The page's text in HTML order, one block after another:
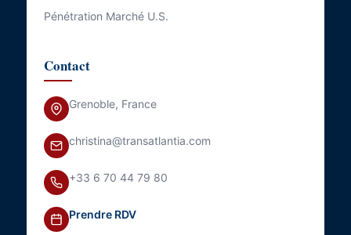
Pénétration Marché U.S.
Contact
Grenoble, France
christina@transatlantia.com
+33 6 70 44 79 80
Prendre RDV